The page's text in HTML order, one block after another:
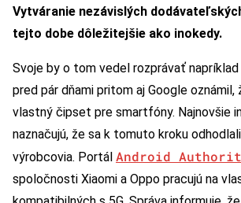
Vytváranie nezávislých
tejto dobe dôležitejšie ako inokedy.
Svoje by o tom vedel rozprávať napríklad
pred pár dňami pritom aj Google oznámil,
vlastný čipset pre smartfóny. Najnovšie
naznačujú, že sa k tomuto kroku
výrobcovia. Portál Android
spoločnosti Xiaomi a Oppo pracujú na